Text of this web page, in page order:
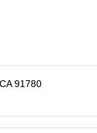
91780